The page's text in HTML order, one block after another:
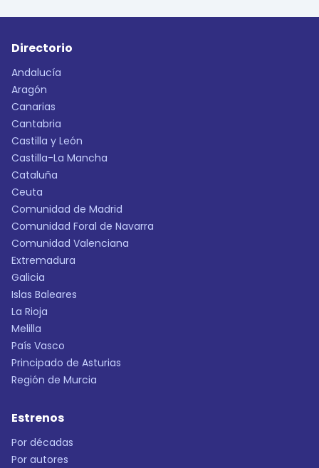
Directorio
Andalucía
Aragón
Canarias
Cantabria
Castilla y León
Castilla-La Mancha
Cataluña
Ceuta
Comunidad de Madrid
Comunidad Foral de Navarra
Comunidad Valenciana
Extremadura
Galicia
Islas Baleares
La Rioja
Melilla
País Vasco
Principado de Asturias
Región de Murcia
Estrenos
Por décadas
Por autores